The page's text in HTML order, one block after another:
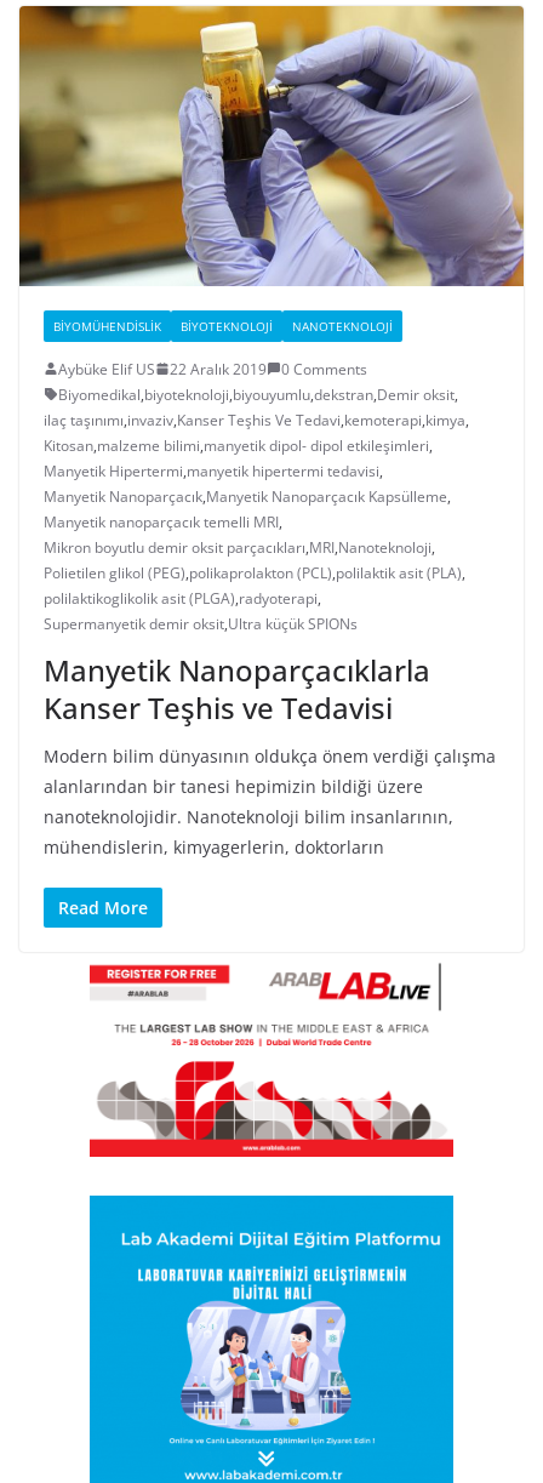
BIYOMÜHENDISLIK BIYOTEKNOLOJI NANOTEKNOLOJI
Aybüke Elif US 22 Aralık 2019
0 Comments
Biyomedikal,biyoteknoloji,biyouyumlu,dekstran,Demir oksit,
ilaç taşınımı,invaziv,Kanser Teşhis Ve Tedavi,kemoterapi,kimya,
Kitosan,malzeme bilimi,manyetik dipol- dipol etkileşimleri,
Manyetik Hipertermi,manyetik hipertermi tedavisi,
Manyetik Nanoparçacık,Manyetik Nanoparçacık Kapsülleme,
Manyetik nanoparçacık temelli MRI,
Mikron boyutlu demir oksit parçacıkları,MRI,Nanoteknoloji,
Polietilen glikol (PEG),polikaprolakton (PCL),polilaktik asit (PLA),
polilaktikoglikolik asit (PLGA),radyoterapi,
Supermanyetik demir oksit,Ultra küçük SPIONs
Manyetik Nanoparçacıklarla
Kanser Teşhis ve Tedavisi
Modern bilim dünyasının oldukça önem verdiği çalışma
alanlarından bir tanesi hepimizin bildiği üzere
nanoteknolojidir. Nanoteknoloji bilim insanlarının,
mühendislerin, kimyagerlerin, doktorların
Read More